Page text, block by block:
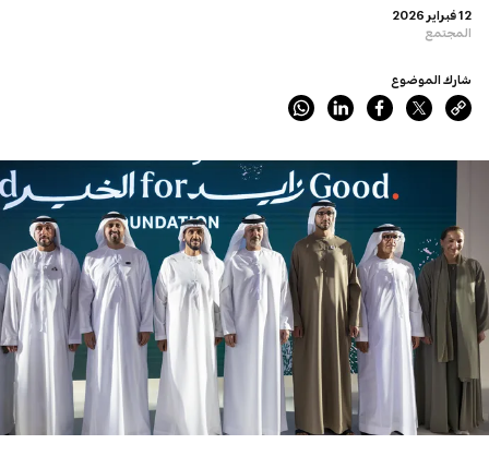
12 فبراير 2026
المجتمع
شارك الموضوع